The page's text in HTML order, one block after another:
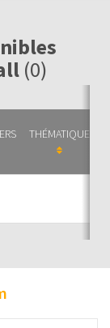
(0)
THÉMATIQUE